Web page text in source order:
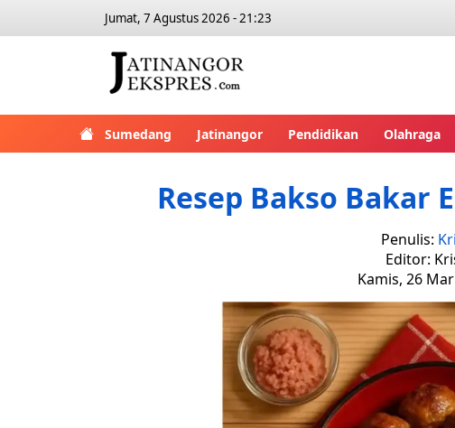
Jumat, 7 Agustus 2026 - 21:23
Sumedang Jatinangor Pendidikan Olahraga
Resep Bakso Bakar
Penulis:
Editor:
Kamis, 26